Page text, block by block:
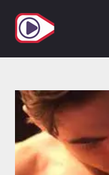
Inhalt
springen